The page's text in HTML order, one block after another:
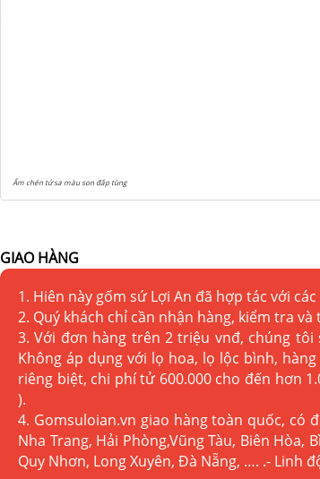
Ấm chén tử sa màu son đắp tùng
GIAO HÀNG
1. Hiên này gốm sứ Lợi An đã hợp tác với
2. Quý khách chỉ cần nhận hàng, kiểm tra
3. Với đơn hàng trên 2 triệu vnđ, chúng
Không áp dụng với lọ hoa, lọ lộc bình,
riêng biệt, chi phí tử 600.000 cho đến hơn
).
4. Gomsuloian.vn giao hàng toàn quốc, có
Nha Trang, Hải Phòng,Vũng Tàu, Biên Hòa,
Quy Nhơn, Long Xuyên, Đà Nẵng, …. .- Linh